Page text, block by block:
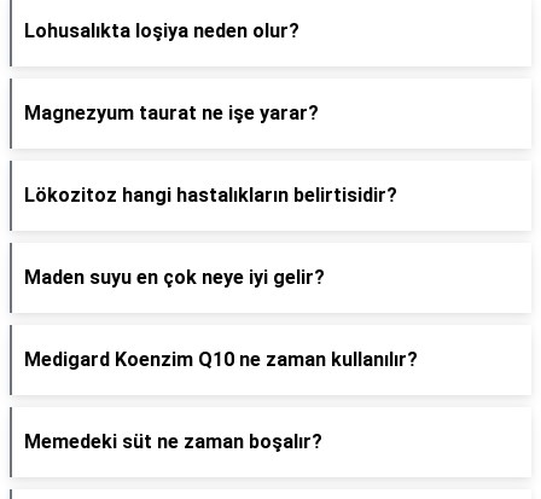
Lohusalıkta loşiya neden olur?
Magnezyum taurat ne işe yarar?
Lökozitoz hangi hastalıkların belirtisidir?
Maden suyu en çok neye iyi gelir?
Medigard Koenzim Q10 ne zaman kullanılır?
Memedeki süt ne zaman boşalır?